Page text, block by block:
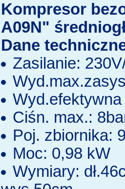
Kompresor
A09N"
Dane
Zasilanie:
Ciśn. max.:
Poj. zbiornika:
Moc: 0,98 kW
Wymiary: